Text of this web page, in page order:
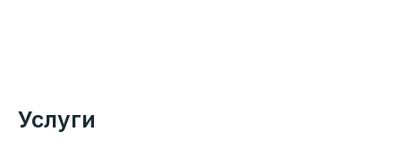
Услуги